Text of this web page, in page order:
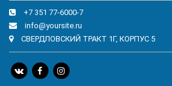
+7 351 77-6000-7
info@yoursite.ru
СВЕРДЛОВСКИЙ ТРАКТ 1Г, КОРПУС 5